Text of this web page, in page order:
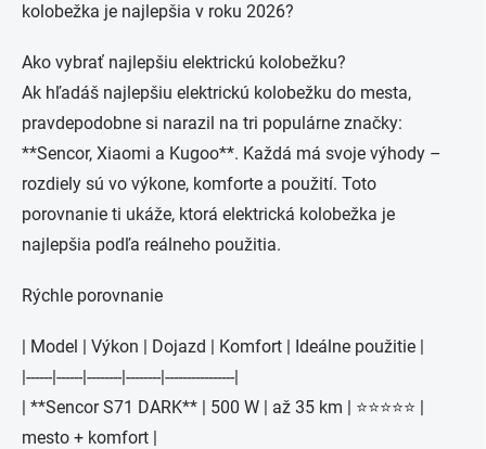
kolobežka je najlepšia v roku 2026?
Ako vybrať najlepšiu elektrickú kolobežku?
Ak hľadáš najlepšiu elektrickú kolobežku do mesta,
pravdepodobne si narazil na tri populárne značky:
**Sencor, Xiaomi a Kugoo**. Každá má svoje výhody –
rozdiely sú vo výkone, komforte a použití. Toto
porovnanie ti ukáže, ktorá elektrická kolobežka je
najlepšia podľa reálneho použitia.
Rýchle porovnanie
| Model | Výkon | Dojazd | Komfort | Ideálne použitie |
|------|------|--------|--------|----------------|
| **Sencor S71 DARK** | 500 W | až 35 km | ⭐⭐⭐⭐⭐ |
mesto + komfort |